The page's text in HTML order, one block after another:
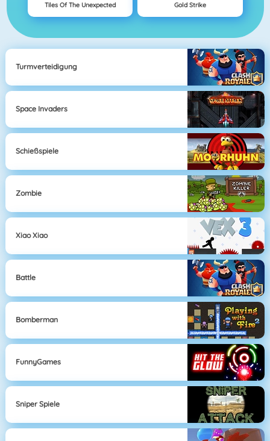
Tiles Of The Unexpected Gold Strike
Turmverteidigung
Space Invaders
Schießspiele
Zombie
Xiao Xiao
Battle
Bomberman
FunnyGames
Sniper Spiele